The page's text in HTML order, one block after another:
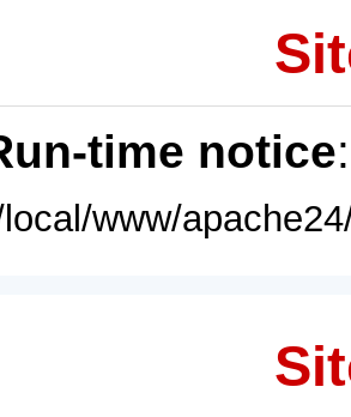
time notice
www/